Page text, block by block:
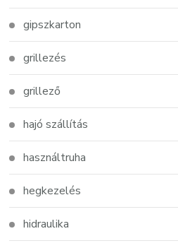
gipszkarton
grillezés
grillező
hajó szállítás
használtruha
hegkezelés
hidraulika